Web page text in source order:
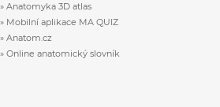
Anatomyka 3D atlas
Mobilní aplikace MA QUIZ
Anatom.cz
Online anatomický slovník